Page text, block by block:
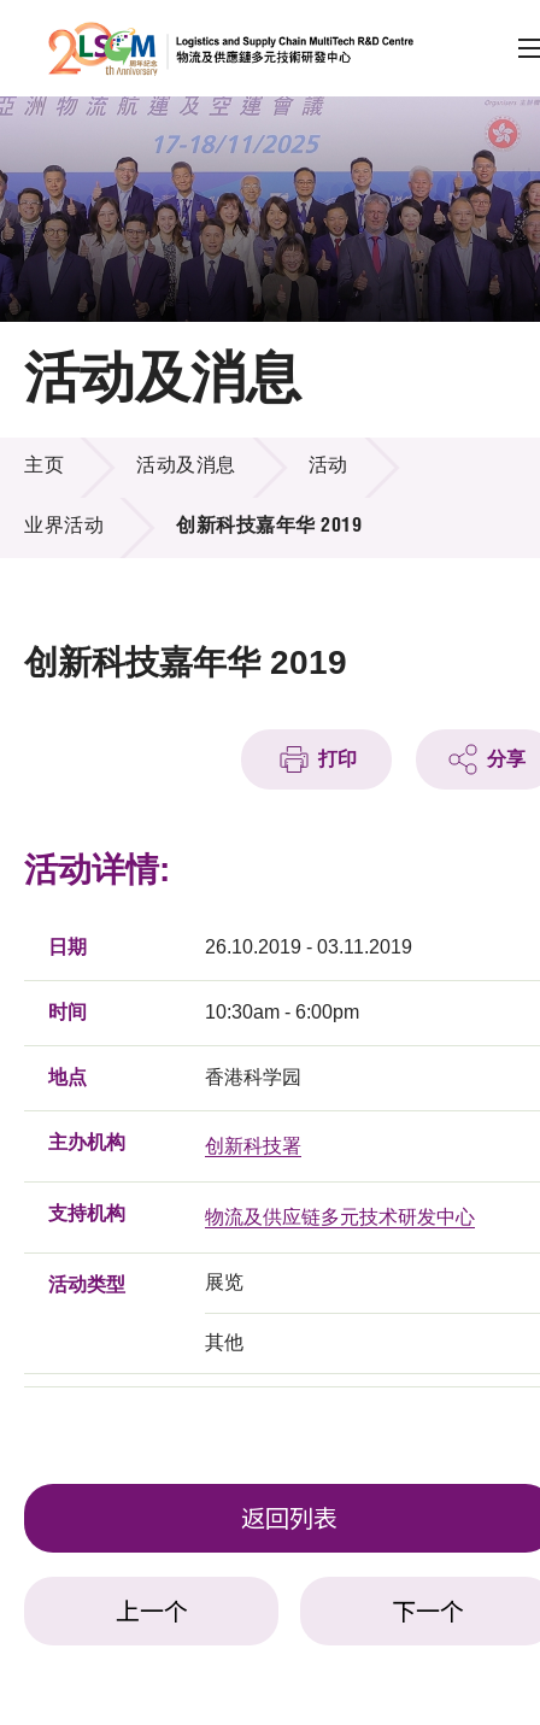
跳到内容（按回车键）
会员登录
A A EN 繁 简
主页
关于LSCM
技术商品化
项目及资助计划
活动及消息
科技分享
活动及消息
活动及消息
主页 活动及消息 活动
业界活动 创新科技嘉年华 2019
创新科技嘉年华 2019
打印 分享
活动详情:
日期 26.10.2019 - 03.11.2019
时间 10:30am - 6:00pm
地点 香港科学园
主办机构 创新科技署
支持机构 物流及供应链多元技术研发中心
活动类型 展览
其他
返回列表
上一个 下一个